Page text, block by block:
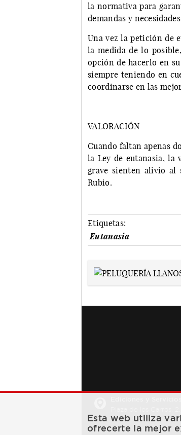
la normativa para
demandas y
Una vez la petición de
la medida de lo
opción de hacerlo en
siempre teniendo en
coordinarse en las
VALORACIÓN
Cuando faltan apenas
la Ley de eutanasia, la
grave sienten alivio al
Rubio.
Etiquetas:
Eutanasia
Esta web utiliza
ofrecerte la mejor